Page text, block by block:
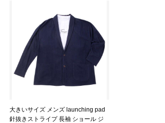
大きいサイズ メンズ launching pad
針抜きストライプ 長袖 ショール ジ